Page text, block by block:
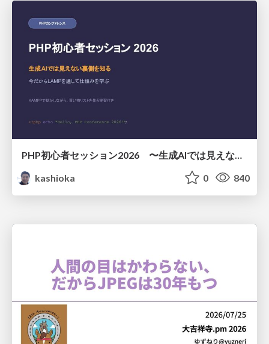
kashioka
0 840